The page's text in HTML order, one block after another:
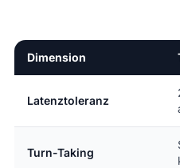
Dimension
Latenztoleranz
Turn-Taking